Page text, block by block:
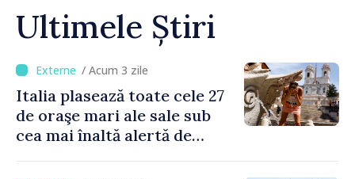
Ultimele Știri
/ Acum 3 zile
Italia plasează toate cele 27
de oraşe mari ale sale sub
cea mai înaltă alertă de